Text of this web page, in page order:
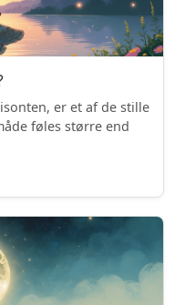
er et af de stille
føles større end